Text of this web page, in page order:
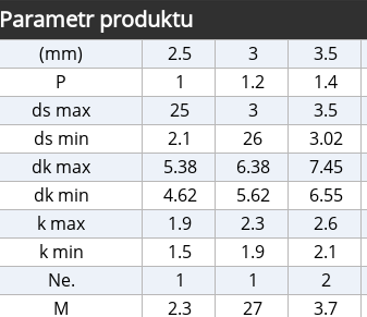
Parametr produktu
(mm) 2.5 3 3.5
P
1 1.2 1.4
ds max
25 3 3.5
ds min
2.1 26 3.02
dk max
5.38 6.38 7.45
dk min
4.62 5.62 6.55
k max
1.9 2.3 2.6
k min
1.5 1.9 2.1
Ne.
1 1 2
M
2.3 27 3.7